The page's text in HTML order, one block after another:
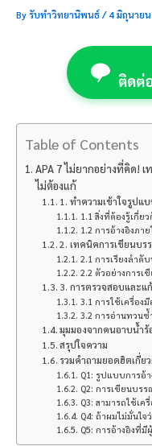
Byรับทำวิทยานิพนธ์/4 มิถุนาย
ติดต่
Table of Contents
APA 7 ไม่ยากอย่างที่คิด!
ไม่ต้องแก้
1. ทำความเข้าใจรูปแบ
1.1 สิ่งที่ต้องรู้เกี่ยว
1.2 การอ้างอิงภาย
2. เทคนิคการเขียนบร
2.1 การเรียงลำดั
2.2 ตัวอย่างการเ
3. การตรวจสอบและแ
3.1 การใช้เครื่อง
3.2 การอ่านทวนซ้
มุมมองจากคนอาบน้ำร้
สรุปใจความ
รวมคำถามยอดฮิตเกี่ย
Q1: รูปแบบการอ้า
Q2: การเขียนบรร
Q3: สามารถใช้เค
Q4: ถ้าผมไม่มั่นใ
Q5: การอ้างอิงที่มี